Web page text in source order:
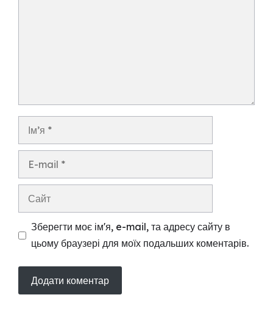
Ім’я
Сайт
Зберегти моє ім'я, e-mail, та адресу сайту в
цьому браузері для моїх подальших коментарів.